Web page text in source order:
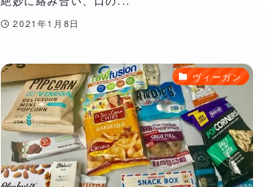
2021年1月8日
ヴィーガン